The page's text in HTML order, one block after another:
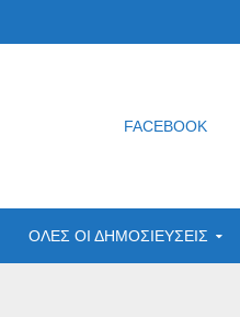
FACEBOOK
ΟΛΕΣ ΟΙ ΔΗΜΟΣΙΕΥΣΕΙΣ